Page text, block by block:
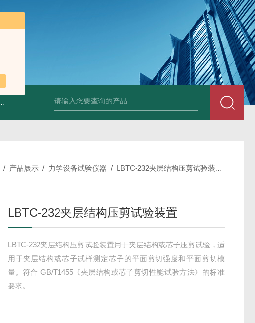
全自动多功能建材冻融试验机（负50度） TG-17A塑料薄
/ 产品展示 / 力学设备试验仪器 / LBTC-232夹层结构压剪试验装置
LBTC-232夹层结构压剪试验装置
LBTC-232夹层结构压剪试验装置用于夹层结构或芯子压剪试验，适
用于夹层结构或芯子试样测定芯子的平面剪切强度和平面剪切模
量。符合 GB/T1455《夹层结构或芯子剪切性能试验方法》的标准
要求。